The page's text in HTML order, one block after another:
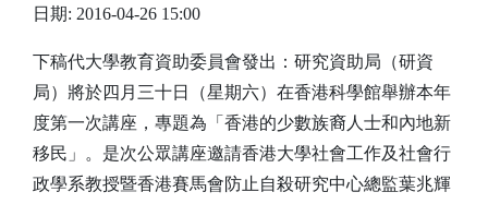
日期: 2016-04-26 15:00
下稿代大學教育資助委員會發出：研究資助局（研資
局）將於四月三十日（星期六）在香港科學館舉辦本年
度第一次講座，專題為「香港的少數族裔人士和內地新
移民」。是次公眾講座邀請香港大學社會工作及社會行
政學系教授暨香港賽馬會防止自殺研究中心總監葉兆輝